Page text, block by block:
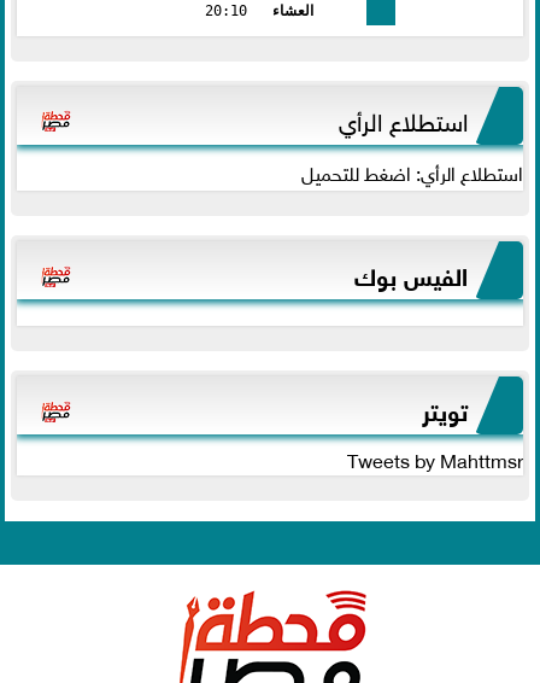
العشاء
20:10
استطلاع الرأي
استطلاع الرأي: اضغط للتحميل
الفيس بوك
تويتر
Tweets by Mahttmsr